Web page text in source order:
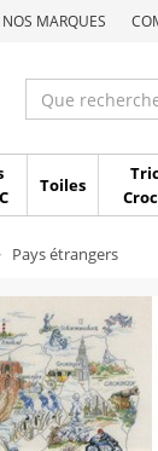
NOS MARQUES
Toiles
Pays étrangers